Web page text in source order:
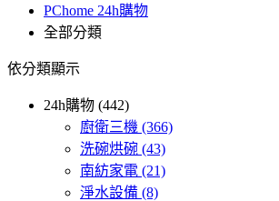
PChome 24h購物
全部分類
依分類顯示
24h購物 (442)
廚衛三機 (366)
洗碗烘碗 (43)
南紡家電 (21)
淨水設備 (8)